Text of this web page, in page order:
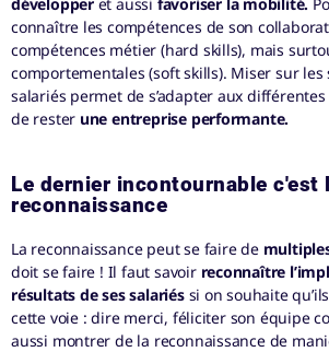
connaître les compétences de son
compétences métier (hard skills), mais
comportementales (soft skills). Miser sur les
salariés permet de s’adapter aux
de rester une entreprise performante.
Le dernier incontournable c'est
reconnaissance
La reconnaissance peut se faire de
doit se faire ! Il faut savoir reconnaître
résultats de ses salariéssi on souhaite
cette voie : dire merci, féliciter son équipe
aussi montrer de la reconnaissance de